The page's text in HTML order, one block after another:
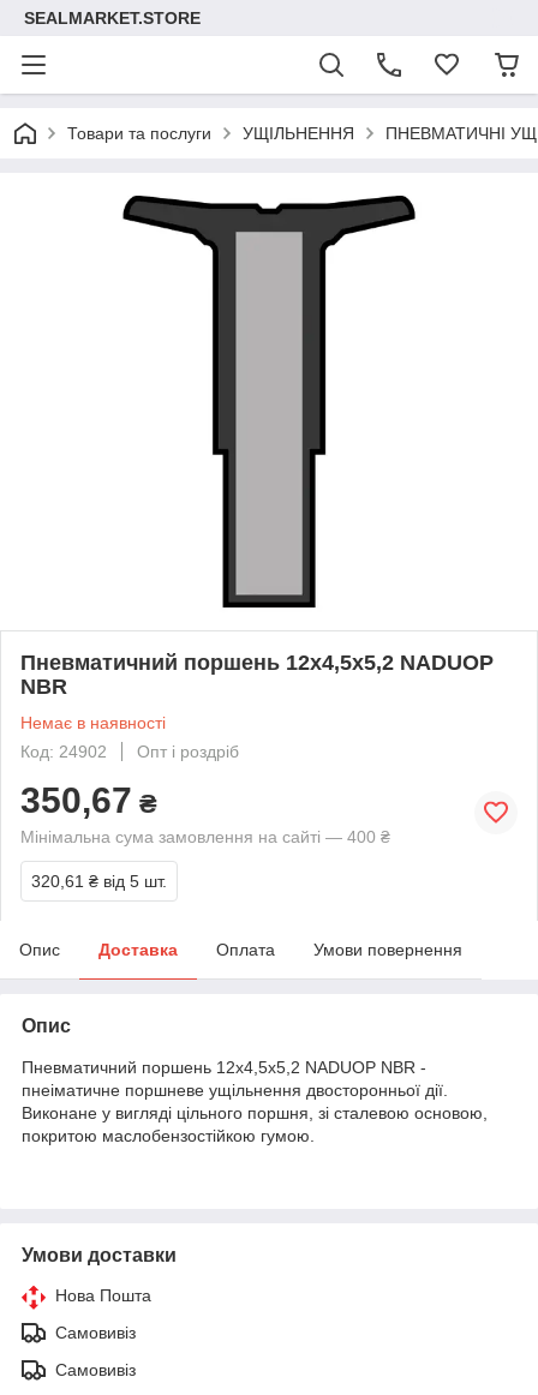
SEALMARKET.STORE
Товари та послуги УЩІЛЬНЕННЯ ПНЕВМАТИЧНІ
Пневматичний поршень 12х4,5х5,2 NADUOP
NBR
Немає в наявності
Код: 24902
Опт і роздріб
350,67 ₴
Мінімальна сума замовлення на сайті — 400 ₴
320,61 ₴ від 5 шт.
Опис Доставка Оплата Умови повернення
Опис
Пневматичний поршень 12х4,5х5,2 NADUOP NBR -
пнеіматичне поршневе ущільнення двосторонньої дії.
Виконане у вигляді цільного поршня, зі сталевою основою,
покритою маслобензостійкою гумою.
Умови доставки
Нова Пошта
Самовивіз
Самовивіз